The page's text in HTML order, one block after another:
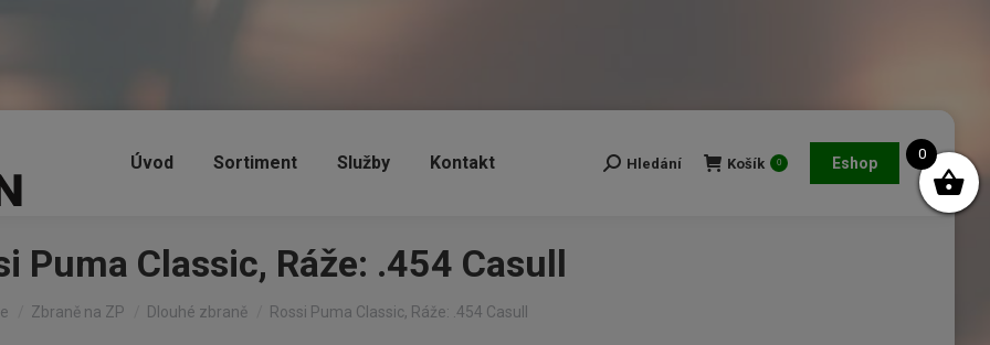
Úvod Sortiment Služby Kontakt Search:
Hledání Košík 0 Eshop
Puma Classic, Ráže: .454 Casull
here:
Zbraně na ZP Dlouhé zbraně Rossi Puma Classic, Ráže: .454 Casull
0